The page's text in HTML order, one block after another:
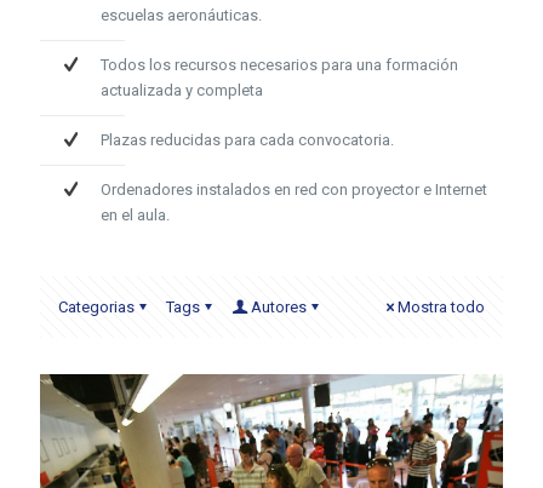
escuelas aeronáuticas.
Todos los recursos necesarios para una formación
actualizada y completa
Plazas reducidas para cada convocatoria.
Ordenadores instalados en red con proyector e Internet
en el aula.
Categorias Tags Autores Mostra todo